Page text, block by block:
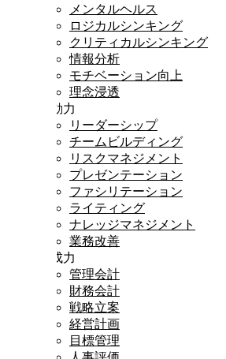
メンタルヘルス
ロジカルシンキング
クリティカルシンキング
情報分析
モチベーション向上
理念浸透
行動力
リーダーシップ
チームビルディング
リスクマネジメント
プレゼンテーション
ファシリテーション
ライティング
ナレッジマネジメント
業務改善
達成力
管理会計
財務会計
戦略立案
経営計画
目標管理